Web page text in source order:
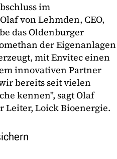
im
von Lehmden, CEO,
das Oldenburger
der Eigenanlagen
mit Envitec einen
innovativen Partner
bereits seit vielen
kennen", sagt Olaf
Leiter, Loick Bioenergie.